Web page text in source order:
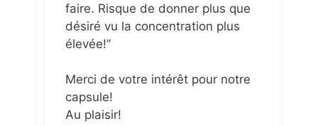
faire. Risque de donner plus que
désiré vu la concentration plus
élevée!”
Merci de votre intérêt pour notre
capsule!
Au plaisir!